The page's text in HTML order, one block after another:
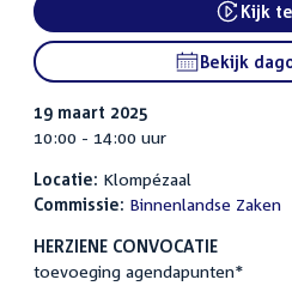
Kijk
Bekijk
19 maart 2025
10:00 - 14:00 uur
Locatie: Klompézaal
Commissie: Binnenlandse Zaken
HERZIENE CONVOCATIE
toevoeging agendapunten*